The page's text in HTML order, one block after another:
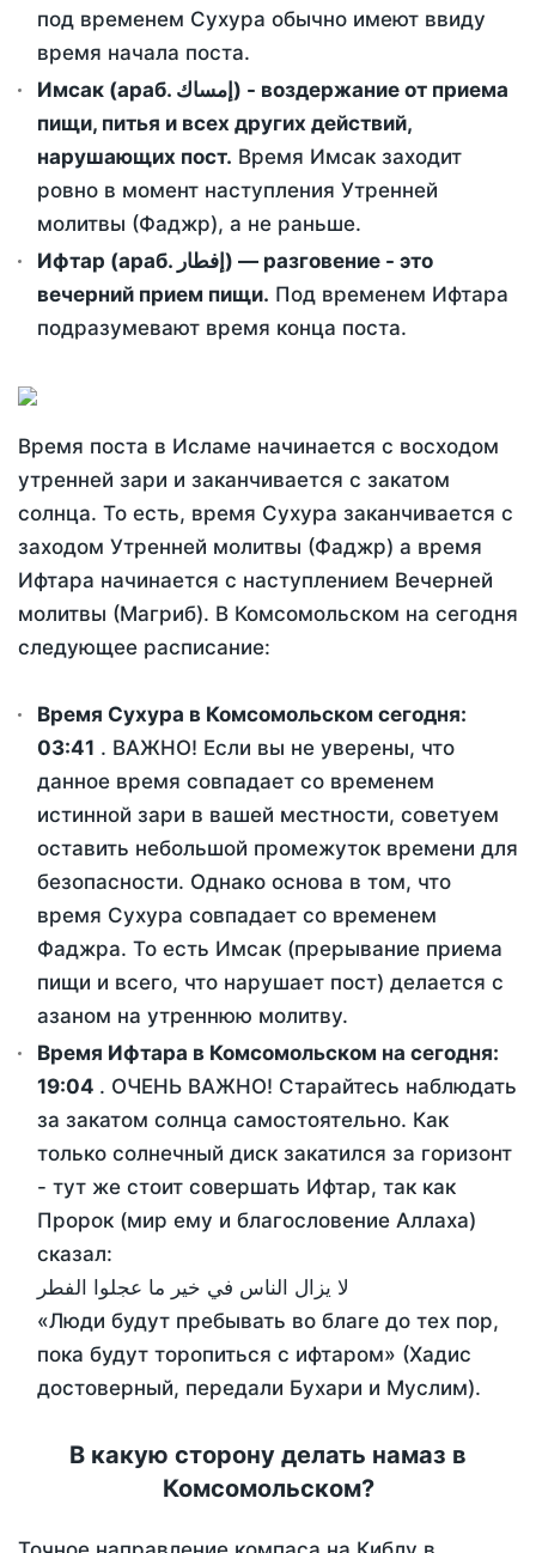
под временем Сухура обычно имеют ввиду
время начала поста.
Имсак (араб. إمساك) - воздержание от приема
пищи, питья и всех других действий,
нарушающих пост. Время Имсак заходит
ровно в момент наступления Утренней
молитвы (Фаджр), а не раньше.
Ифтар (араб. إفطار) — разговение - это
вечерний прием пищи. Под временем Ифтара
подразумевают время конца поста.
Время поста в Исламе начинается с восходом
утренней зари и заканчивается с закатом
солнца. То есть, время Сухура заканчивается с
заходом Утренней молитвы (Фаджр) а время
Ифтара начинается с наступлением Вечерней
молитвы (Магриб). В Комсомольском на сегодня
следующее расписание:
Время Сухура в Комсомольском сегодня:
03:41 . ВАЖНО! Если вы не уверены, что
данное время совпадает со временем
истинной зари в вашей местности, советуем
оставить небольшой промежуток времени для
безопасности. Однако основа в том, что
время Сухура совпадает со временем
Фаджра. То есть Имсак (прерывание приема
пищи и всего, что нарушает пост) делается с
азаном на утреннюю молитву.
Время Ифтара в Комсомольском на сегодня:
19:04 . ОЧЕНЬ ВАЖНО! Старайтесь наблюдать
за закатом солнца самостоятельно. Как
только солнечный диск закатился за горизонт
- тут же стоит совершать Ифтар, так как
Пророк (мир ему и благословение Аллаха)
сказал:
لا يزال الناس في خير ما عجلوا الفطر
«Люди будут пребывать во благе до тех пор,
пока будут торопиться с ифтаром» (Хадис
достоверный, передали Бухари и Муслим).
В какую сторону делать намаз в
Комсомольском?